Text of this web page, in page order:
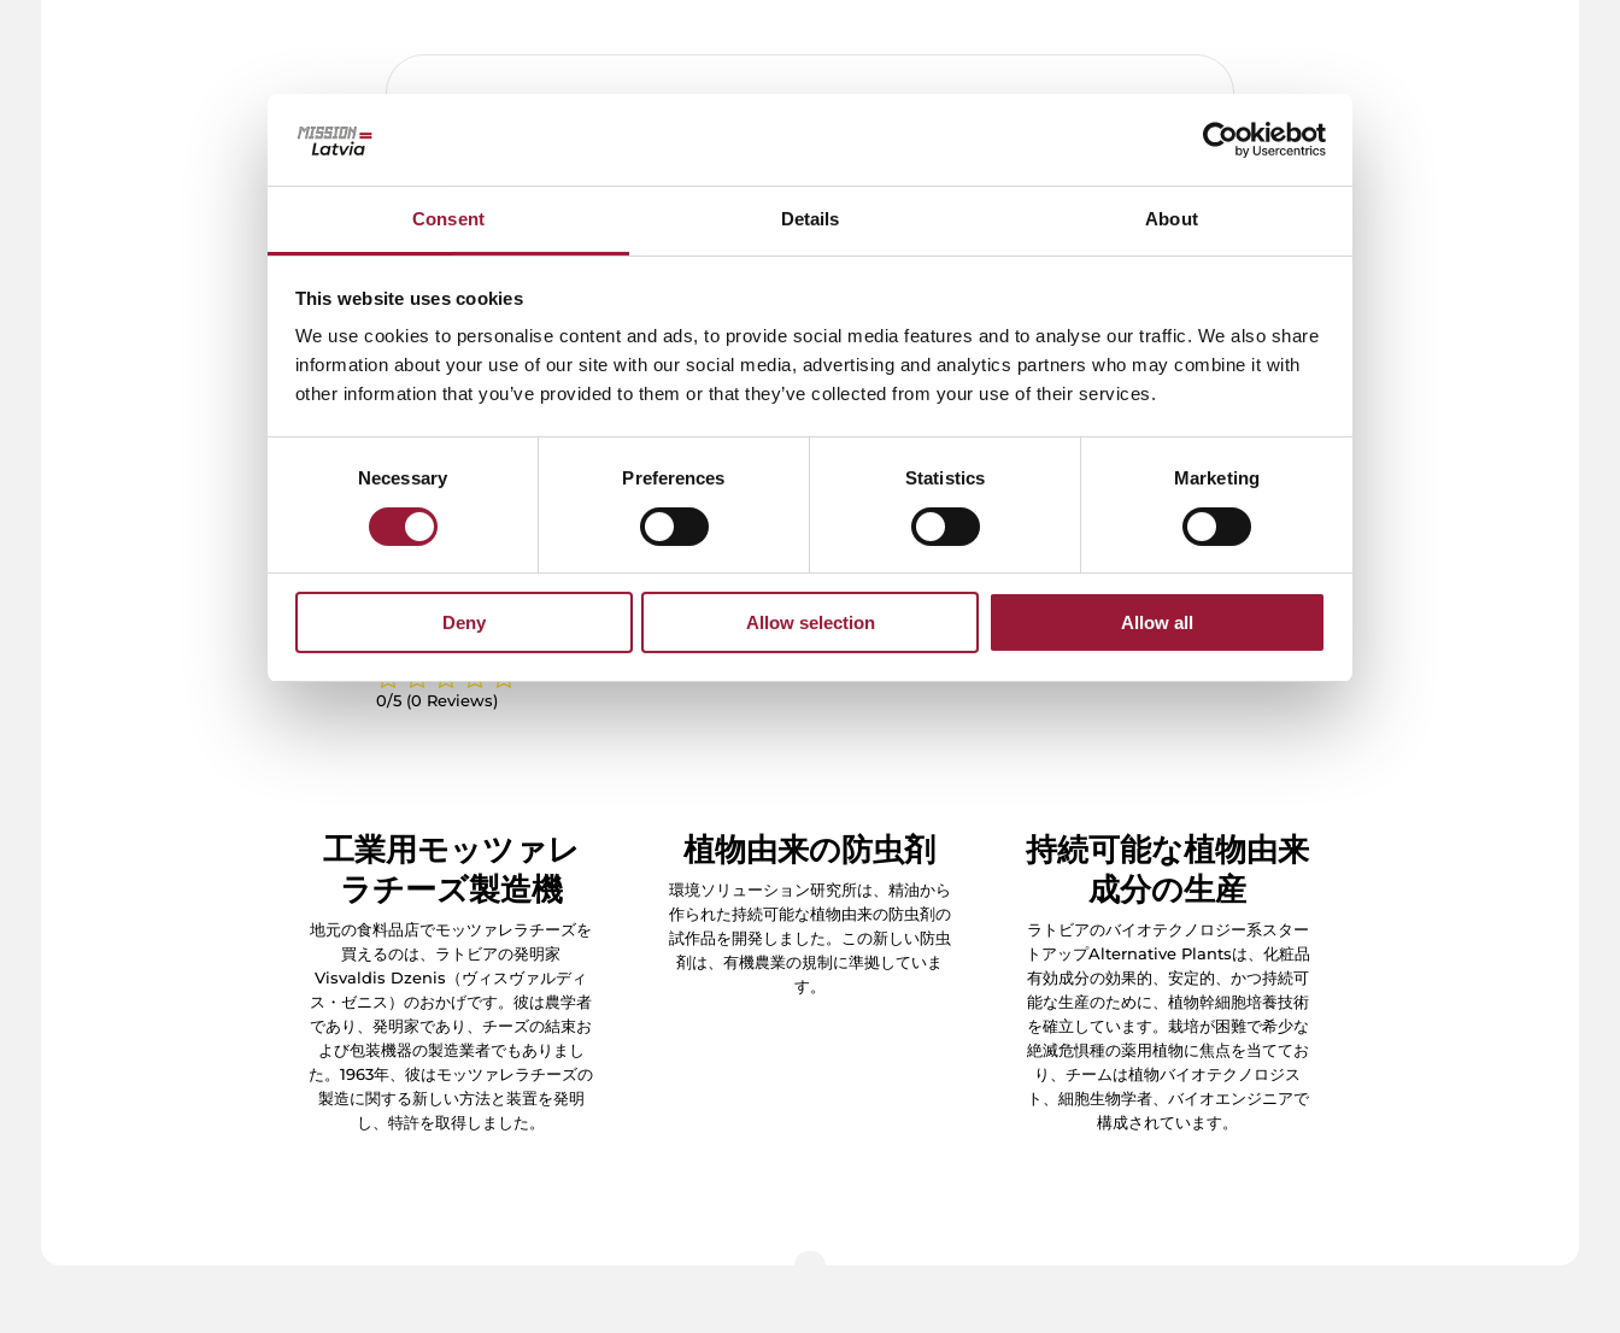
Consent Details About
This website uses cookies
We use cookies to personalise content and ads, to provide social media features and to analyse our traffic. We also share
information about your use of our site with our social media, advertising and analytics partners who may combine it with
other information that you’ve provided to them or that they’ve collected from your use of their services.
Necessary Preferences Statistics Marketing
Deny Allow selection Allow all
0/5(0 Reviews)
農業とライフサイエンス分野における
ラトビアのイノベーション
フェイスクリームから食卓を彩る食材まで
0/5 (0 Reviews)
工業用モッツァレ
ラチーズ製造機
地元の食料品店でモッツァレラチーズを
買えるのは、ラトビアの発明家
Visvaldis Dzenis（ヴィスヴァルディ
ス・ゼニス）のおかげです。彼は農学者
であり、発明家であり、チーズの結束お
よび包装機器の製造業者でもありまし
た。1963年、彼はモッツァレラチーズの
製造に関する新しい方法と装置を発明
し、特許を取得しました。
植物由来の防虫剤
環境ソリューション研究所は、精油から
作られた持続可能な植物由来の防虫剤の
試作品を開発しました。この新しい防虫
剤は、有機農業の規制に準拠していま
す。
持続可能な植物由来
成分の生産
ラトビアのバイオテクノロジー系スター
トアップAlternative Plantsは、化粧品
有効成分の効果的、安定的、かつ持続可
能な生産のために、植物幹細胞培養技術
を確立しています。栽培が困難で希少な
絶滅危惧種の薬用植物に焦点を当ててお
り、チームは植物バイオテクノロジス
ト、細胞生物学者、バイオエンジニアで
構成されています。